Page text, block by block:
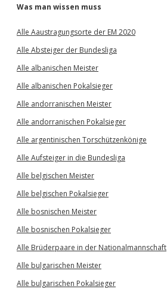
Was man wissen muss
Alle Aaustragungsorte der EM 2020
Alle Absteiger der Bundesliga
Alle albanischen Meister
Alle albanischen Pokalsieger
Alle andorranischen Meister
Alle andorranischen Pokalsieger
Alle argentinischen Torschützenkönige
Alle Aufsteiger in die Bundesliga
Alle belgischen Meister
Alle belgischen Pokalsieger
Alle bosnischen Meister
Alle bosnischen Pokalsieger
Alle Brüderpaare in der Nationalmannschaft
Alle bulgarischen Meister
Alle bulgarischen Pokalsieger